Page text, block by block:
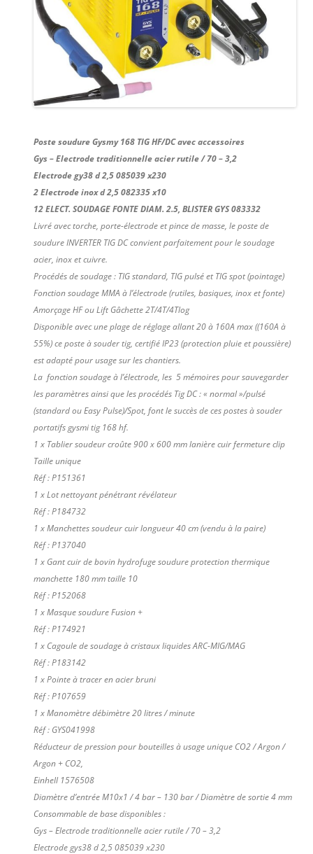
Poste soudure Gysmy 168 TIG HF/DC avec accessoires
Gys – Electrode traditionnelle acier rutile / 70 – 3,2
Electrode gy38 d 2,5 085039 x230
2 Electrode inox d 2,5 082335 x10
12 ELECT. SOUDAGE FONTE DIAM. 2.5, BLISTER GYS 083332
Livré avec torche, porte-électrode et pince de masse, le poste de
soudure INVERTER TIG DC convient parfaitement pour le soudage
acier, inox et cuivre.
Procédés de soudage : TIG standard, TIG pulsé et TIG spot (pointage)
Fonction soudage MMA à l’électrode (rutiles, basiques, inox et fonte)
Amorçage HF ou Lift Gâchette 2T/4T/4Tlog
Disponible avec une plage de réglage allant 20 à 160A max ((160A à
55%) ce poste à souder tig, certifié IP23 (protection pluie et poussière)
est adapté pour usage sur les chantiers.
La fonction soudage à l’électrode, les 5 mémoires pour sauvegarder
les paramètres ainsi que les procédés Tig DC : « normal »/pulsé
(standard ou Easy Pulse)/Spot, font le succès de ces postes à souder
portatifs gysmi tig 168 hf.
1 x Tablier soudeur croûte 900 x 600 mm lanière cuir fermeture clip
Taille unique
Réf : P151361
1 x Lot nettoyant pénétrant révélateur
Réf : P184732
1 x Manchettes soudeur cuir longueur 40 cm (vendu à la paire)
Réf : P137040
1 x Gant cuir de bovin hydrofuge soudure protection thermique
manchette 180 mm taille 10
Réf : P152068
1 x Masque soudure Fusion +
Réf : P174921
1 x Cagoule de soudage à cristaux liquides ARC-MIG/MAG
Réf : P183142
1 x Pointe à tracer en acier bruni
Réf : P107659
1 x Manomètre débimètre 20 litres / minute
Réf : GYS041998
Réducteur de pression pour bouteilles à usage unique CO2 / Argon /
Argon + CO2,
Einhell 1576508
Diamètre d’entrée M10x1 / 4 bar – 130 bar / Diamètre de sortie 4 mm
Consommable de base disponibles :
Gys – Electrode traditionnelle acier rutile / 70 – 3,2
Electrode gys38 d 2,5 085039 x230